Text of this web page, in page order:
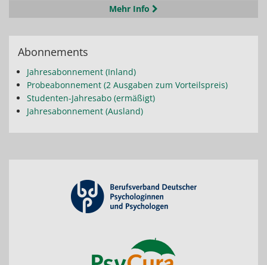
Mehr Info
Abonnements
Jahresabonnement (Inland)
Probeabonnement (2 Ausgaben zum Vorteilspreis)
Studenten-Jahresabo (ermäßigt)
Jahresabonnement (Ausland)